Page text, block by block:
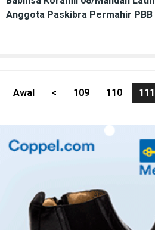
Anggota Paskibra Permahir PBB
Awal < 109 110 111